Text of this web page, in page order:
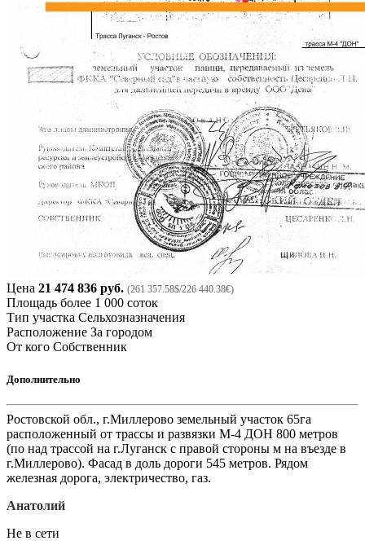
Цена 21 474 836 руб. (261 357.58$/226 440.38€)
Площадь более 1 000 соток
Тип участка Сельхозназначения
Расположение За городом
От кого Собственник
Дополнительно
Ростовской обл., г.Миллерово земельный участок 65га
расположенный от трассы и развязки М-4 ДОН 800 метров
(по над трассой на г.Луганск с правой стороны м на въезде в
г.Миллерово). Фасад в доль дороги 545 метров. Рядом
железная дорога, электричество, газ.
Анатолий
Не в сети